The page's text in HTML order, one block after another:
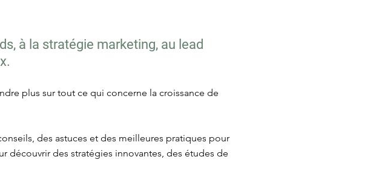
à la stratégie marketing, au lead
plus sur tout ce qui concerne la croissance de
des astuces et des meilleures pratiques pour
découvrir des stratégies innovantes, des études de